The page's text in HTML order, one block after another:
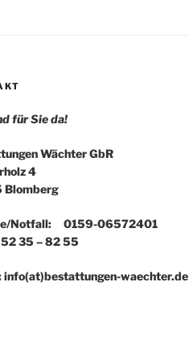
für Sie da!
Wächter GbR
4
Blomberg
Notfall: 0159-06572401
35 – 82 55
info(at)bestattungen-waechter.de